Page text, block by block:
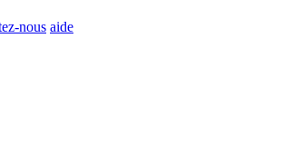
nous aide